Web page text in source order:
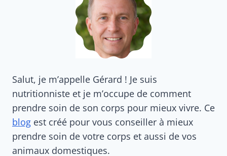
Salut, je m’appelle Gérard ! Je suis
nutritionniste et je m’occupe de comment
prendre soin de son corps pour mieux vivre. Ce
blog est créé pour vous conseiller à mieux
prendre soin de votre corps et aussi de vos
animaux domestiques.